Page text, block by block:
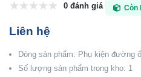
0 đánh giá Còn
Liên hệ
Dòng sản phẩm: Phụ kiện đường
Số lượng sản phẩm trong kho: 1